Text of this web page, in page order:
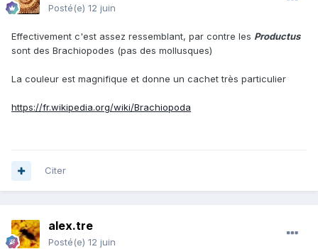
Posté(e) 12 juin
Effectivement c'est assez ressemblant, par contre les Productus
sont des Brachiopodes (pas des mollusques)
La couleur est magnifique et donne un cachet très particulier
https://fr.wikipedia.org/wiki/Brachiopoda
Citer
alex.tre
Posté(e) 12 juin